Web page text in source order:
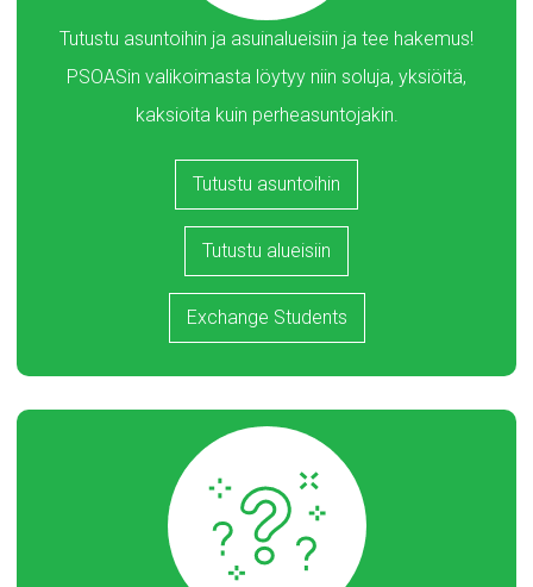
Tutustu asuntoihin ja asuinalueisiin ja tee hakemus!
PSOASin valikoimasta löytyy niin soluja, yksiöitä,
kaksioita kuin perheasuntojakin.
Tutustu asuntoihin
Tutustu alueisiin
Exchange Students